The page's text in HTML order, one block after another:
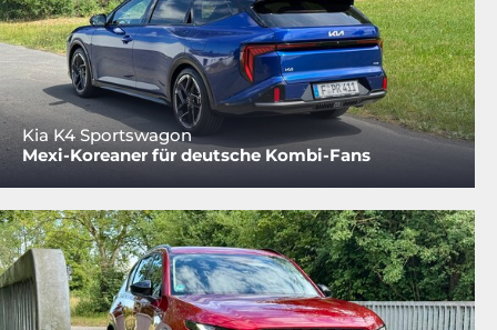
Kia K4 Sportswagon
Mexi-Koreaner für deutsche Kombi-Fans